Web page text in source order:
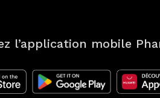
l’application mobile